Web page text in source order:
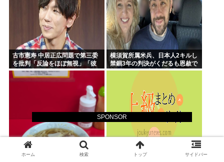
SPONSOR
古市憲寿 中居正広問題で第三委
を批判「反論をほぼ無視」「彼
らが一方的に言ったことが世の
中に定着してしまう」橋下徹も
横須賀所属米兵、日本人2キルし
禁錮3年の判決がくだるも恩赦で
釈放！ニュー速愛国者「辺野
沖縄の二郎「もやしの代わりに
石破さんの方が圧倒的に優秀。
ホーム 検索 トップ サイドバー